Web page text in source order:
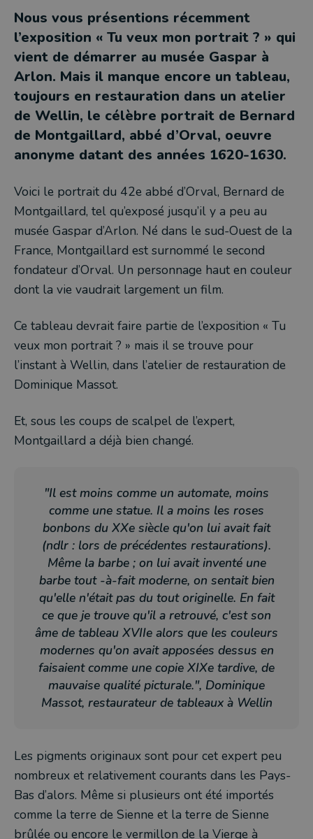
Nous vous présentions récemment
l’exposition « Tu veux mon portrait ? » qui
vient de démarrer au musée Gaspar à
Arlon. Mais il manque encore un tableau,
toujours en restauration dans un atelier
de Wellin, le célèbre portrait de Bernard
de Montgaillard, abbé d’Orval, oeuvre
anonyme datant des années 1620-1630.
Voici le portrait du 42e abbé d’Orval, Bernard de
Montgaillard, tel qu’exposé jusqu’il y a peu au
musée Gaspar d’Arlon. Né dans le sud-Ouest de la
France, Montgaillard est surnommé le second
fondateur d’Orval. Un personnage haut en couleur
dont la vie vaudrait largement un film.
Ce tableau devrait faire partie de l’exposition « Tu
veux mon portrait ? » mais il se trouve pour
l’instant à Wellin, dans l’atelier de restauration de
Dominique Massot.
Et, sous les coups de scalpel de l’expert,
Montgaillard a déjà bien changé.
"Il est moins comme un automate, moins
comme une statue. Il a moins les roses
bonbons du XXe siècle qu'on lui avait fait
(ndlr : lors de précédentes restaurations).
Même la barbe ; on lui avait inventé une
barbe tout -à-fait moderne, on sentait bien
qu'elle n'était pas du tout originelle. En fait
ce que je trouve qu'il a retrouvé, c'est son
âme de tableau XVIIe alors que les couleurs
modernes qu'on avait apposées dessus en
faisaient comme une copie XIXe tardive, de
mauvaise qualité picturale.", Dominique
Massot, restaurateur de tableaux à Wellin
Les pigments originaux sont pour cet expert peu
nombreux et relativement courants dans les Pays-
Bas d’alors. Même si plusieurs ont été importés
comme la terre de Sienne et la terre de Sienne
brûlée ou encore le vermillon de la Vierge à